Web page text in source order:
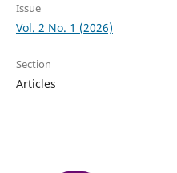
Issue
Vol. 2 No. 1 (2026)
Section
Articles